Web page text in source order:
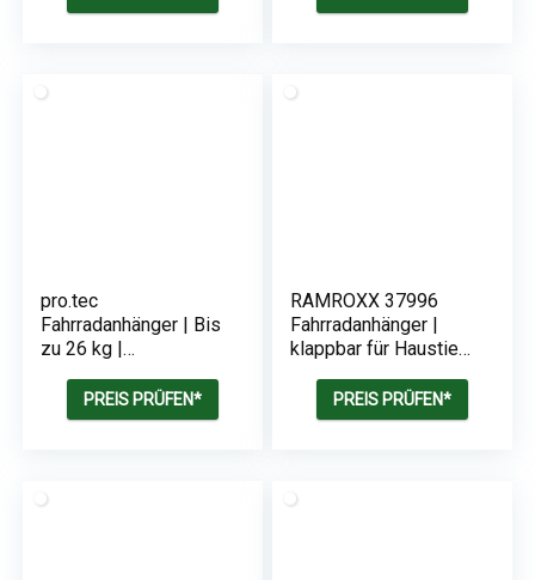
pro.tec
Fahrradanhänger | Bis
zu 26 kg |
PREIS PRÜFEN*
RAMROXX 37996
Fahrradanhänger |
klappbar für Haustiere
PREIS PRÜFEN*